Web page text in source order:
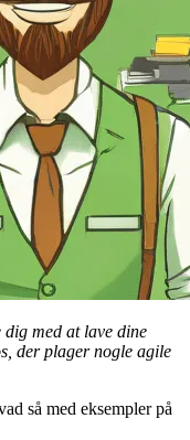
med at lave dine
der plager nogle agile
så med eksempler på